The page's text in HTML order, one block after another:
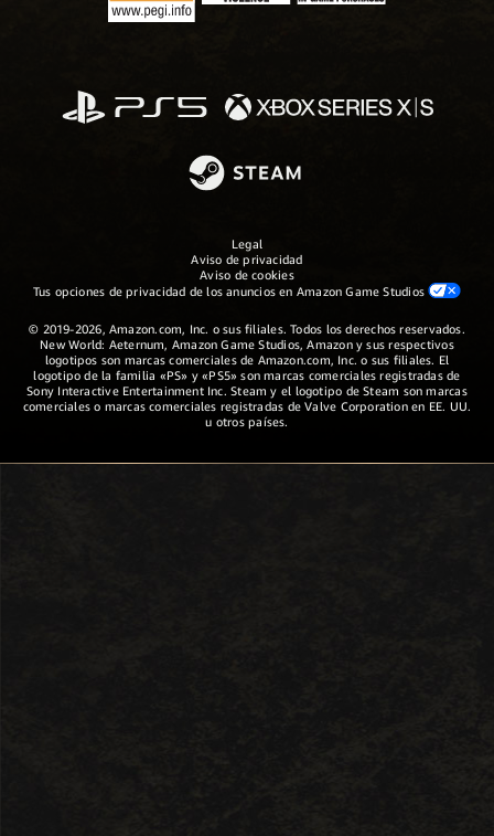
Legal
Aviso de privacidad
Aviso de cookies
Tus opciones de privacidad de los anuncios en Amazon Game Studios
© 2019-2026, Amazon.com, Inc. o sus filiales. Todos los derechos reservados.
New World: Aeternum, Amazon Game Studios, Amazon y sus respectivos
logotipos son marcas comerciales de Amazon.com, Inc. o sus filiales. El
logotipo de la familia «PS» y «PS5» son marcas comerciales registradas de
Sony Interactive Entertainment Inc. Steam y el logotipo de Steam son marcas
comerciales o marcas comerciales registradas de Valve Corporation en EE. UU.
u otros países.